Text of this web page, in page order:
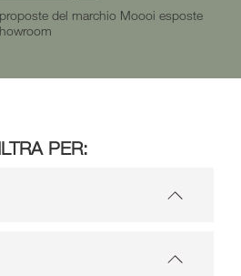
del marchio Moooi esposte
PER: